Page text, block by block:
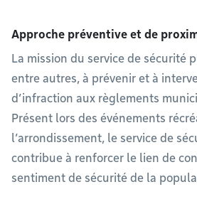
Approche préventive et de
La mission du service de sécurité
entre autres, à prévenir et à
d’infraction aux règlements
Présent lors des événements
l’arrondissement, le service de
contribue à renforcer le lien de
sentiment de sécurité de la